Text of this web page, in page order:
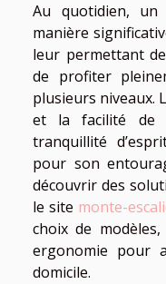
Au quotidien, un
manière
leur permettant
de profiter
plusieurs niveaux.
et la facilité de
tranquillité
pour son
découvrir des
le site monte-
choix de
ergonomie pour
domicile.